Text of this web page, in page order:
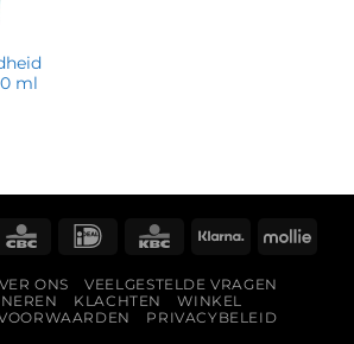
ml
CBC IDeal KBC Klarna
ONS
VEELGESTELDE VRAGEN
KLACHTEN
WINKEL
PRIVACYBELEID